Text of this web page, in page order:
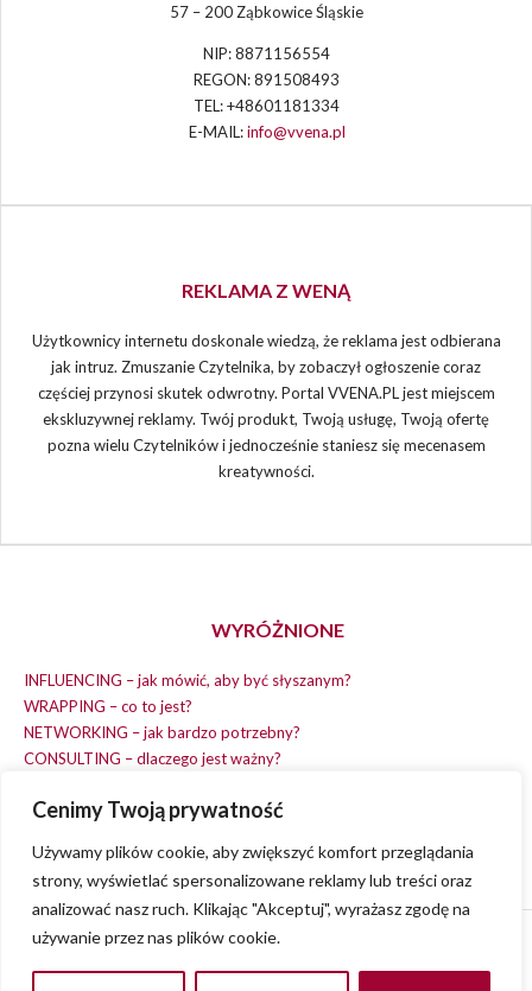
Cenimy Twoją prywatność
Używamy plików cookie, aby zwiększyć komfort przeglądania
strony, wyświetlać spersonalizowane reklamy lub treści oraz
analizować nasz ruch. Klikając "Akceptuj", wyrażasz zgodę na
używanie przez nas plików cookie.
57 – 200 Ząbkowice Śląskie
NIP: 8871156554
REGON: 891508493
TEL: +48601181334
E-MAIL:info@vvena.pl
REKLAMA Z WENĄ
Użytkownicy internetu doskonale wiedzą, że reklama jest odbierana
jak intruz. Zmuszanie Czytelnika, by zobaczył ogłoszenie coraz
częściej przynosi skutek odwrotny. Portal VVENA.PL jest miejscem
ekskluzywnej reklamy. Twój produkt, Twoją usługę, Twoją ofertę
pozna wielu Czytelników i jednocześnie staniesz się mecenasem
kreatywności.
WYRÓŻNIONE
INFLUENCING – jak mówić, aby być słyszanym?
WRAPPING – co to jest?
NETWORKING – jak bardzo potrzebny?
CONSULTING – dlaczego jest ważny?
EARNING – jak zarobić na dobrym pomyśle?